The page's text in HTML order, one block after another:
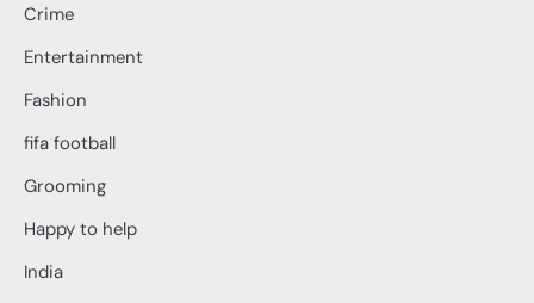
Crime
Entertainment
Fashion
fifa football
Grooming
Happy to help
India